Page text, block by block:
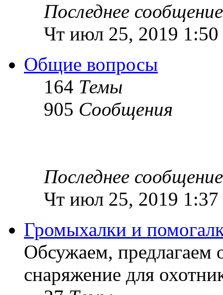
Последнее сообщение
Чт июл 25, 2019 1:50
Общие вопросы
164 Темы
905 Сообщения
Последнее сообщение
Чт июл 25, 2019 1:37
Громыхалки и
Обсужаем, предлагаем
снаряжение для